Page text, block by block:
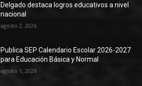
Delgado destaca logros educativos a nivel
nacional
agosto 2, 2026
Publica SEP Calendario Escolar 2026-2027
para Educación Básica y Normal
agosto 1, 2026